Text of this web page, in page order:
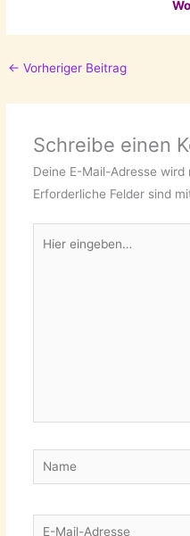
← Vorheriger Beitrag
Schreibe einen
Deine E-Mail-Adresse
Erforderliche Felder sind
eingeben…
Name
E-